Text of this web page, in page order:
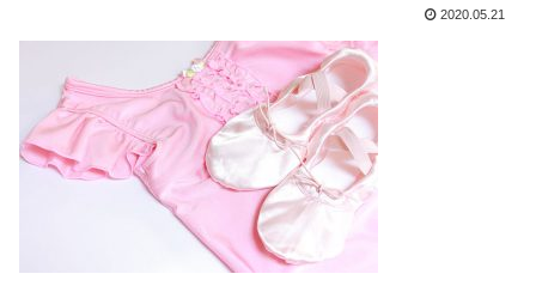
2020.05.21